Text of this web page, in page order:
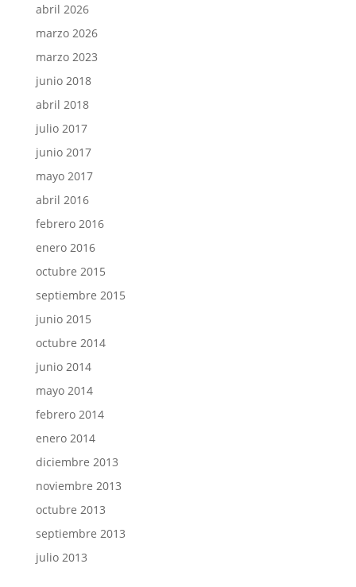
abril 2026
marzo 2026
marzo 2023
junio 2018
abril 2018
julio 2017
junio 2017
mayo 2017
abril 2016
febrero 2016
enero 2016
octubre 2015
septiembre 2015
junio 2015
octubre 2014
junio 2014
mayo 2014
febrero 2014
enero 2014
diciembre 2013
noviembre 2013
octubre 2013
septiembre 2013
julio 2013